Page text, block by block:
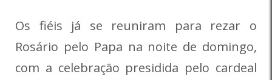
Os fiéis já se reuniram para rezar o
Rosário pelo Papa na noite de domingo,
com a celebração presidida pelo cardeal